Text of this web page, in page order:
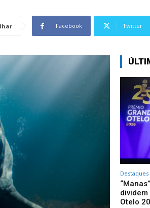
Facebook Twitter
Destaques
Otelo